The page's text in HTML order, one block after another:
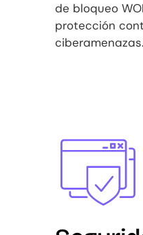
de bloqueo
protección
ciberamenazas.